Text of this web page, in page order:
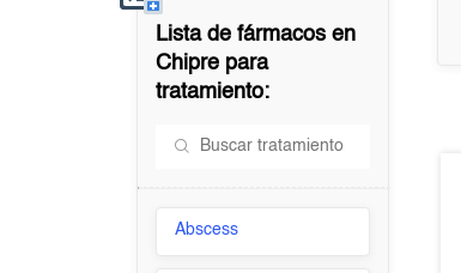
Lista de fármacos en
Chipre para
tratamiento:
Abscess